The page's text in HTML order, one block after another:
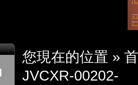
您現在的位置 »
JVCXR-00202-